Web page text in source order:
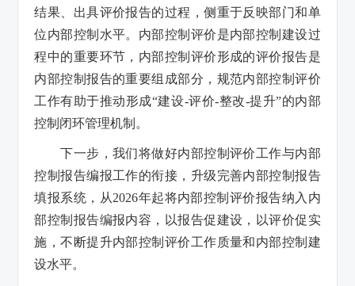
结果、出具评价报告的过程，侧重于反映部门和单
位内部控制水平。内部控制评价是内部控制建设过
程中的重要环节，内部控制评价形成的评价报告是
内部控制报告的重要组成部分，规范内部控制评价
工作有助于推动形成“建设-评价-整改-提升”的内部
控制闭环管理机制。
下一步，我们将做好内部控制评价工作与内部
控制报告编报工作的衔接，升级完善内部控制报告
填报系统，从2026年起将内部控制评价报告纳入内
部控制报告编报内容，以报告促建设，以评价促实
施，不断提升内部控制评价工作质量和内部控制建
设水平。